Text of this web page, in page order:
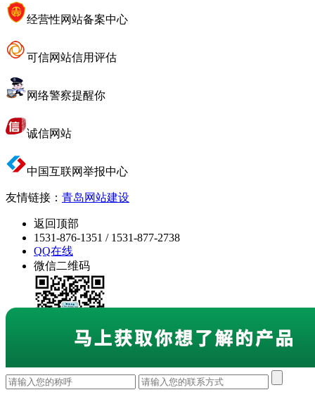
经营性网站备案中心
可信网站信用评估
网络警察提醒你
诚信网站
中国互联网举报中心
友情链接： 青岛网站建设
返回顶部
1531-876-1351 / 1531-877-2738
QQ在线
微信二维码